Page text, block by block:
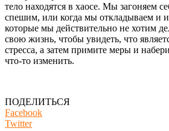
тело находятся в хаосе. Мы загоняем
спешим, или когда мы откладываем и
которые мы действительно не хотим
свою жизнь, чтобы увидеть, что
стресса, а затем примите меры и
что-то изменить.
ПОДЕЛИТЬСЯ
Facebook
Twitter